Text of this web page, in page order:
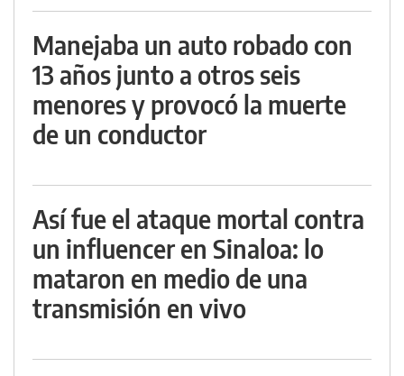
Manejaba un auto robado con
13 años junto a otros seis
menores y provocó la muerte
de un conductor
Así fue el ataque mortal contra
un influencer en Sinaloa: lo
mataron en medio de una
transmisión en vivo